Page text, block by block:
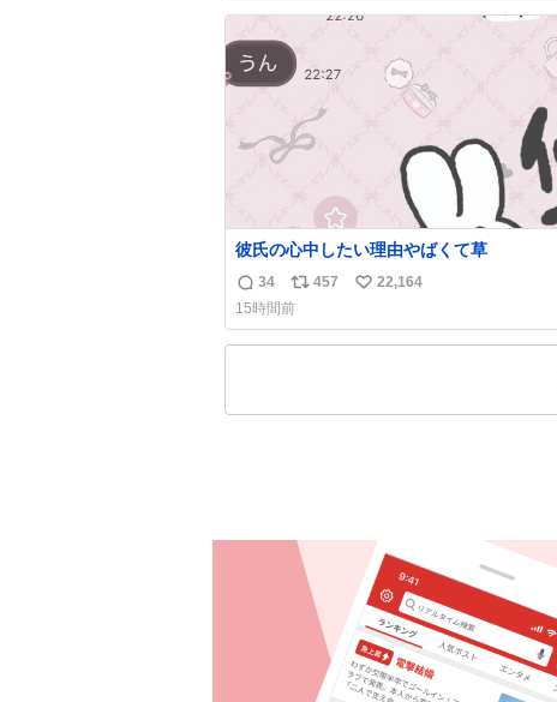
数
ス
数
ね
彼氏の心中したい理由やばくて草
返
信
数
34
リ
ポ
ス
457
い
ね
22,164
15時間前